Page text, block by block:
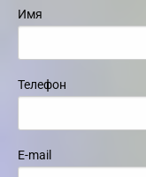
Имя
Телефон
E-mail